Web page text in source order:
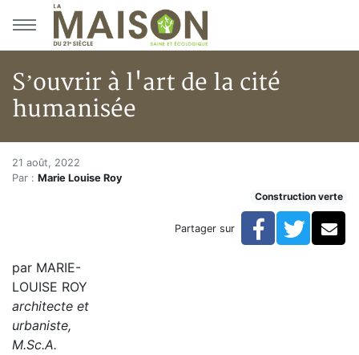
Aller au menu principal
Aller au contenu principal
S’ouvrir à l'art de la cité
humanisée
Accueil
Articles
S’ouvrir à l'art de la cité humanisée
S’ouvrir à l'art de la cité
21 août, 2022
Par : Marie Louise Roy
Construction verte
Partager sur Facebook
par MARIE-
LOUISE ROY
architecte et
urbaniste,
M.Sc.A.